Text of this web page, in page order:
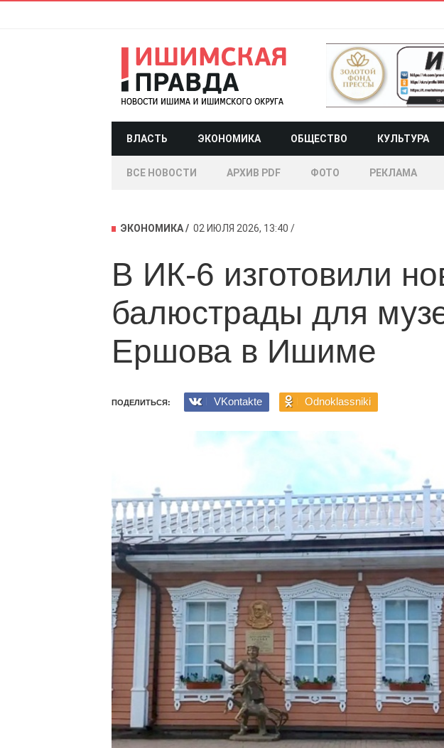
ВЛАСТЬ ЭКОНОМИКА ОБЩЕСТВО КУЛЬТУРА
ВСЕ НОВОСТИ АРХИВ PDF ФОТО РЕКЛАМА
ЭКОНОМИКА 02 ИЮЛЯ 2026, 13:40
В ИК-6 изготовили
балюстрады для
Ершова в Ишиме
ПОДЕЛИТЬСЯ: VKontakte Odnoklassniki